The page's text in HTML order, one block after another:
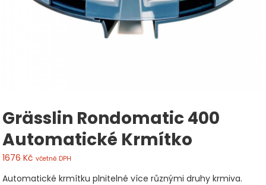
Grässlin Rondomatic 400
Automatické Krmítko
1676Kč včetně DPH
Automatické krmítku plnitelné více různými druhy krmiva.